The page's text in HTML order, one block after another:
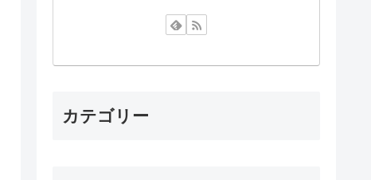
カテゴリー